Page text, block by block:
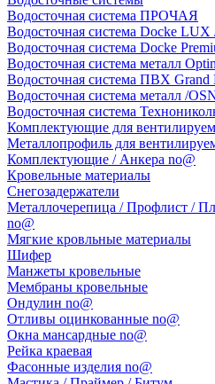
Водосточная система ПРОЧАЯ
Водосточная система Docke
Водосточная система Docke
Водосточная система металл
Водосточная система ПВХ Grand
Водосточная система металл /
Водосточная система
Комплектующие для
Металлопрофиль для
Комплектующие / Анкера no@
Кровельные материалы
Снегозадержатели
Металлочерепица / Профлист /
no@
Мягкие кровльные материалы
Шифер
Манжеты кровельные
Мембраны кровельные
Ондулин no@
Отливы оцинкованные no@
Окна мансардные no@
Рейка краевая
Фасонные изделия no@